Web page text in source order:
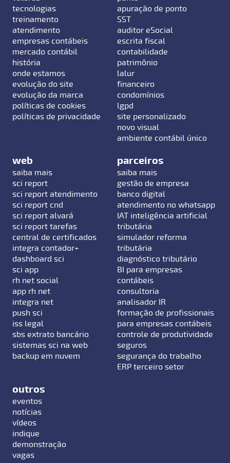
tecnologias
treinamento
atendimento
empresas contábeis
mercado contábil
história
onde estamos
evolução do site
evolução da marca
políticas de cookies
políticas de privacidade
apuração de ponto
SST
auditor eSocial
escrita fiscal
contabilidade
patrimônio
lalur
financeiro
condomínios
lgpd
site personalizado
novo visual
ambiente contábil único
web
saiba mais
sci report
sci report atendimento
sci report cnd
sci report alvará
sci report tarefas
central de certificados
integra contador+
dashboard sci
sci app
rh net social
app rh net
integra net
push sci
iss legal
sbs extrato bancário
sistemas sci na web
backup em nuvem
parceiros
saiba mais
gestão de empresa
banco digital
atendimento no whatsapp
IAT inteligência artificial
tributária
simulador reforma
tributária
diagnóstico tributário
BI para empresas
contábeis
consultoria
analisador IR
formação de profissionais
para empresas contábeis
controle de produtividade
seguros
segurança do trabalho
ERP terceiro setor
outros
eventos
notícias
vídeos
indique
demonstração
vagas